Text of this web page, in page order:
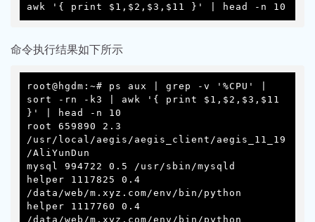
awk '{ print $1,$2,$3,$11 }' | head -n 10
命令执行结果如下所示
root@hgdm:~# ps aux | grep -v '%CPU' |
sort -rn -k3 | awk '{ print $1,$2,$3,$11
}' | head -n 10
root 659890 2.3
/usr/local/aegis/aegis_client/aegis_11_19
/AliYunDun
mysql 994722 0.5 /usr/sbin/mysqld
helper 1117825 0.4
/data/web/m.xyz.com/env/bin/python
helper 1117760 0.4
/data/web/m.xyz.com/env/bin/python